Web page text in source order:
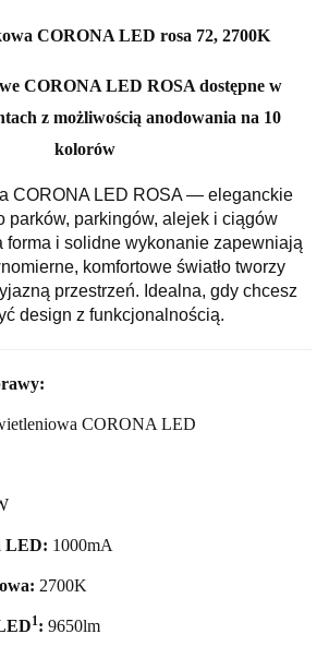
CORONA LED rosa 72, 2700K
CORONA LED ROSA dostępne w
z możliwością anodowania na 10
kolorów
CORONA LED ROSA — eleganckie
parków, parkingów, alejek i ciągów
forma i solidne wykonanie zapewniają
komfortowe światło tworzy
przestrzeń. Idealna, gdy chcesz
design z funkcjonalnością.
CORONA LED
LED: 1000mA
2700K
1 : 9650lm